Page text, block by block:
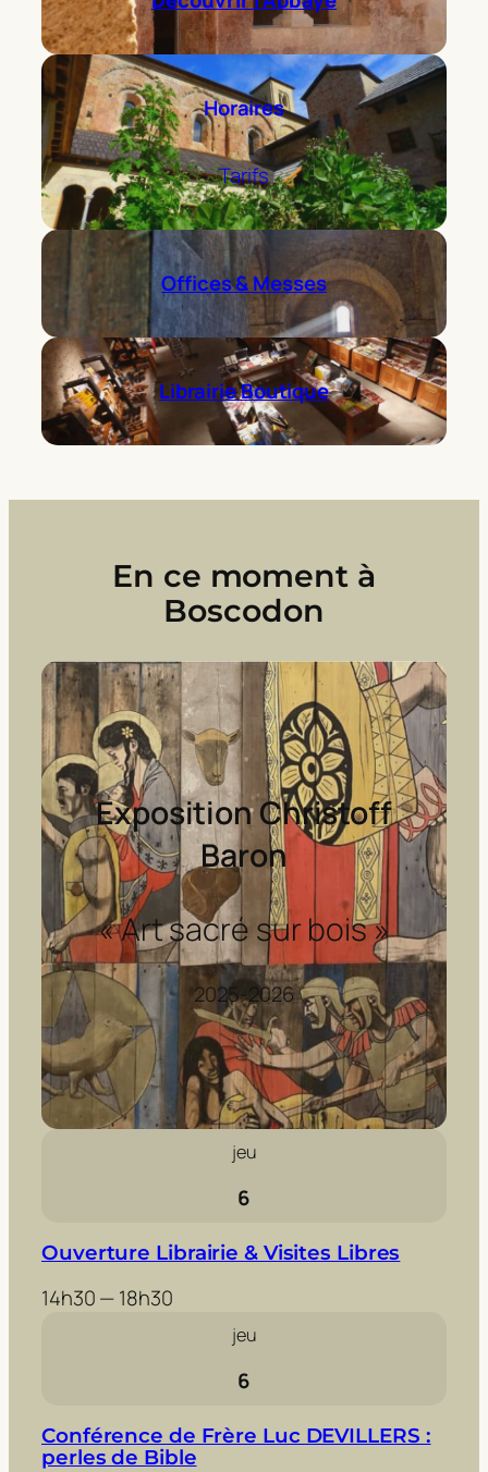
Horaires
Tarifs
Offices & Messes
Librairie Boutique
En ce moment à
Boscodon
Exposition Christoff
Baron
« Art sacré sur bois »
2025-2026
jeu
6
Ouverture Librairie & Visites Libres
14h30 — 18h30
jeu
6
Conférence de Frère Luc DEVILLERS :
perles de Bible